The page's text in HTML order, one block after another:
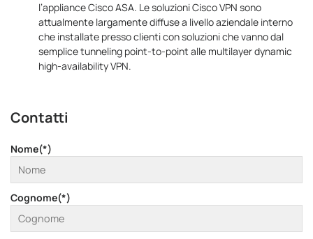
l’appliance Cisco ASA. Le soluzioni Cisco VPN sono
attualmente largamente diffuse a livello aziendale interno
che installate presso clienti con soluzioni che vanno dal
semplice tunneling point-to-point alle multilayer dynamic
high-availability VPN.
Contatti
Nome(*)
Cognome(*)